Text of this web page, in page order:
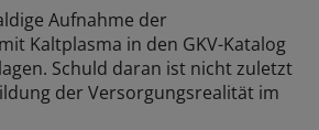
Aufnahme der
Kaltplasma in den GKV-Katalog
Schuld daran ist nicht zuletzt
der Versorgungsrealität im